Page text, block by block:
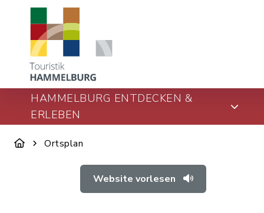
HAMMELBURG ENTDECKEN &
ERLEBEN
Ortsplan
Website vorlesen